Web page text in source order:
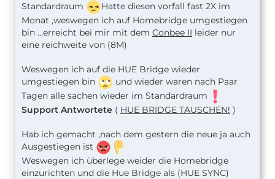
Standardraum
Hatte diesen vorfall fast 2X im
Monat ,weswegen ich auf Homebridge umgestiegen
bin ...erreicht bei mir mit dem Conbee II leider nur
eine reichweite von (8M)
Weswegen ich auf die HUE Bridge wieder
umgestiegen bin
und wieder waren nach Paar
Tagen alle sachen wieder im Standardraum
Support Antwortete ( HUE BRIDGE TAUSCHEN! )
Hab ich gemacht ,nach dem gestern die neue ja auch
Ausgestiegen ist
Weswegen ich überlege weider die Homebridge
einzurichten und die Hue Bridge als (HUE SYNC)